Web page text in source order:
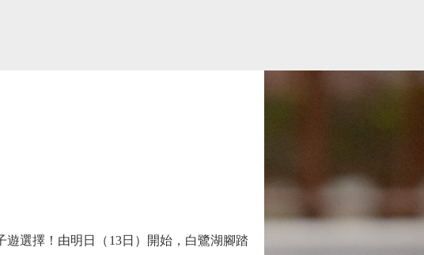
選擇！由明日（13日）開始，白鷺湖腳踏